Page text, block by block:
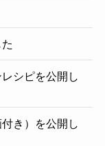
シピを公開し
き）を公開し